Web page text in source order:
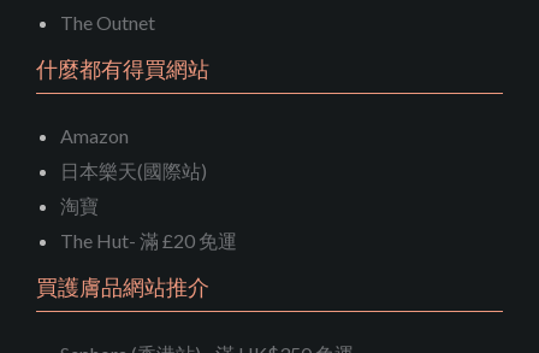
The Outnet
什麼都有得買網站
Amazon
日本樂天(國際站)
淘寶
The Hut- 滿 £20 免運
買護膚品網站推介